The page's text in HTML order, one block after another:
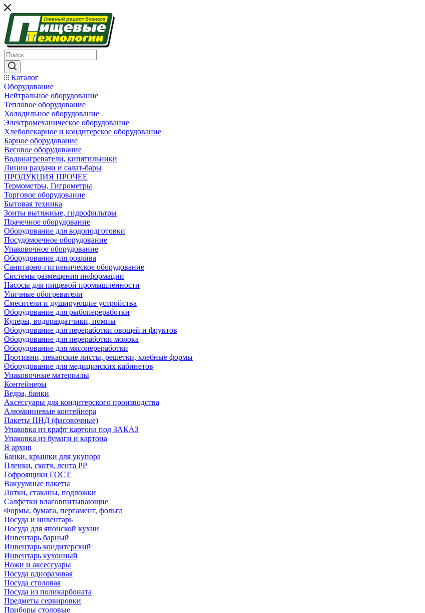
Каталог
Оборудование
Нейтральное оборудование
Тепловое оборудование
Холодильное оборудование
Электромеханическое оборудование
Хлебопекарное и кондитерское оборудование
Барное оборудование
Весовое оборудование
Водонагреватели, кипятильники
Линии раздачи и салат-бары
ПРОДУКЦИЯ ПРОЧЕЕ
Термометры, Гигрометры
Торговое оборудование
Бытовая техника
Зонты вытяжные, гидрофильтры
Прачечное оборудование
Оборудование для водоподготовки
Посудомоечное оборудование
Упаковочное оборудование
Оборудование для розлива
Санитарно-гигиеническое оборудование
Системы размещения информации
Насосы для пищевой промышленности
Уличные обогреватели
Смесители и душирующие устройства
Оборудование для рыбопереработки
Кулеры, водораздатчики, помпы
Оборудование для переработки овощей и фруктов
Оборудование для переработки молока
Оборудование для мясопереработки
Противни, пекарские листы, решетки, хлебные формы
Оборудование для медицинских кабинетов
Упаковочные материалы
Контейнеры
Ведра, банки
Аксессуары для кондитерского производства
Алюминиевые контейнера
Пакеты ПНД (фасовочные)
Упаковка из крафт картона под ЗАКАЗ
Упаковка из бумаги и картона
Я архив
Банки, крышки для укупора
Пленки, скотч, лента РР
Гофроящики ГОСТ
Вакуумные пакеты
Лотки, стаканы, подложки
Салфетки влаговпитывающие
Формы, бумага, пергамент, фольга
Посуда и инвентарь
Посуда для японской кухни
Инвентарь барный
Инвентарь кондитерский
Инвентарь кухонный
Ножи и аксессуары
Посуда одноразовая
Посуда столовая
Посуда из поликарбоната
Предметы сервировки
Приборы столовые